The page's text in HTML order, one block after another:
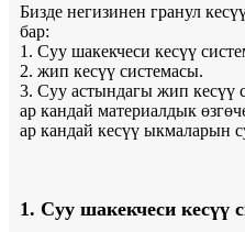
Бизде негизинен гранул
бар:
1. Суу шакекчеси кесүү
2. жип кесүү системасы.
3. Суу астындагы жип кесүү
ар кандай материалдык
ар кандай кесүү ыкмаларын
1. Суу шакекчеси кесүү